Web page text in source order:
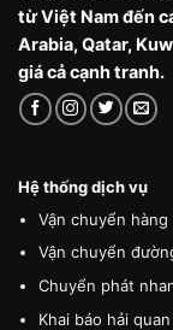
từ Việt Nam đến
Arabia, Qatar,
giá cả cạnh tranh.
Hệ thống dịch vụ
Vận chuyển hàng
Vận chuyển
Chuyển phát
Khai báo hải